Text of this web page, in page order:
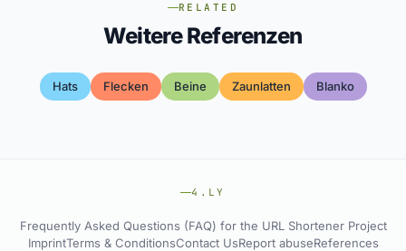
RELATED
Weitere Referenzen
Hats Flecken Beine Zaunlatten Blanko
4.LY
Frequently Asked Questions (FAQ) for the URL Shortener Project
ImprintTerms & ConditionsContact UsReport abuseReferences